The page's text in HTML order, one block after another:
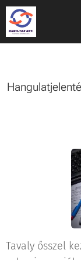
Tavaly ősszel